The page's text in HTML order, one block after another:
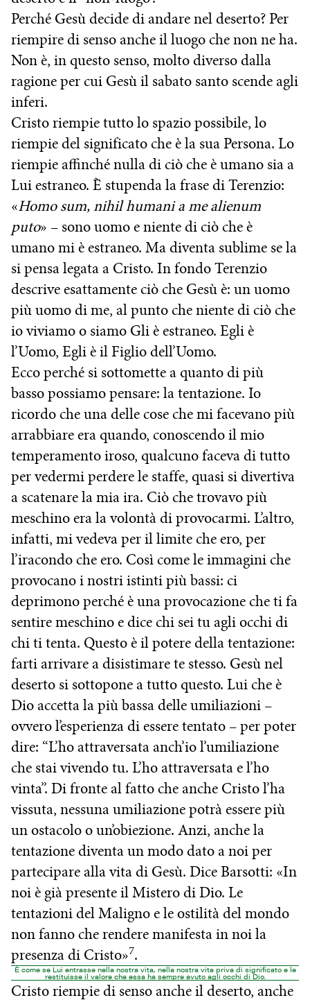
Perché Gesù decide di andare nel deserto? Per
riempire di senso anche il luogo che non ne ha.
Non è, in questo senso, molto diverso dalla
ragione per cui Gesù il sabato santo scende agli
inferi.
Cristo riempie tutto lo spazio possibile, lo
riempie del significato che è la sua Persona. Lo
riempie affinché nulla di ciò che è umano sia a
Lui estraneo. È stupenda la frase di Terenzio:
«Homo sum, nihil humani a me alienum
puto» – sono uomo e niente di ciò che è
umano mi è estraneo. Ma diventa sublime se la
si pensa legata a Cristo. In fondo Terenzio
descrive esattamente ciò che Gesù è: un uomo
più uomo di me, al punto che niente di ciò che
io viviamo o siamo Gli è estraneo. Egli è
l’Uomo, Egli è il Figlio dell’Uomo.
Ecco perché si sottomette a quanto di più
basso possiamo pensare: la tentazione. Io
ricordo che una delle cose che mi facevano più
arrabbiare era quando, conoscendo il mio
temperamento iroso, qualcuno faceva di tutto
per vedermi perdere le staffe, quasi si divertiva
a scatenare la mia ira. Ciò che trovavo più
meschino era la volontà di provocarmi. L’altro,
infatti, mi vedeva per il limite che ero, per
l’iracondo che ero. Così come le immagini che
provocano i nostri istinti più bassi: ci
deprimono perché è una provocazione che ti fa
sentire meschino e dice chi sei tu agli occhi di
chi ti tenta. Questo è il potere della tentazione:
farti arrivare a disistimare te stesso. Gesù nel
deserto si sottopone a tutto questo. Lui che è
Dio accetta la più bassa delle umiliazioni –
ovvero l’esperienza di essere tentato – per poter
dire: “L’ho attraversata anch’io l’umiliazione
che stai vivendo tu. L’ho attraversata e l’ho
vinta”. Di fronte al fatto che anche Cristo l’ha
vissuta, nessuna umiliazione potrà essere più
un ostacolo o un’obiezione. Anzi, anche la
tentazione diventa un modo dato a noi per
partecipare alla vita di Gesù. Dice Barsotti: «In
noi è già presente il Mistero di Dio. Le
tentazioni del Maligno e le ostilità del mondo
non fanno che rendere manifesta in noi la
presenza di Cristo»7.
È come se Lui entrasse nella nostra vita, nella nostra vita priva di significato e le
restituisse il valore che essa ha sempre avuto agli occhi di Dio.
Cristo riempie di senso anche il deserto, anche